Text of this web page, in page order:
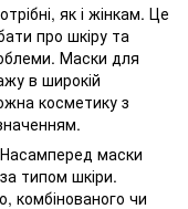
як і жінкам. Це
про шкіру та
Маски для
в широкій
косметику з
маски
типом шкіри.
комбінованого чи